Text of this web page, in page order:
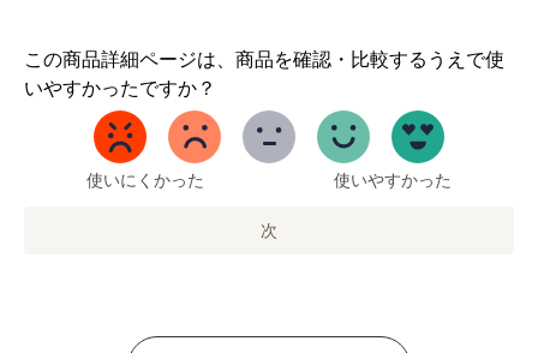
この商品詳細ページは、商品を確認・比較するうえで使
いやすかったですか？
1
か
使いにくかった 使いやすかった
次